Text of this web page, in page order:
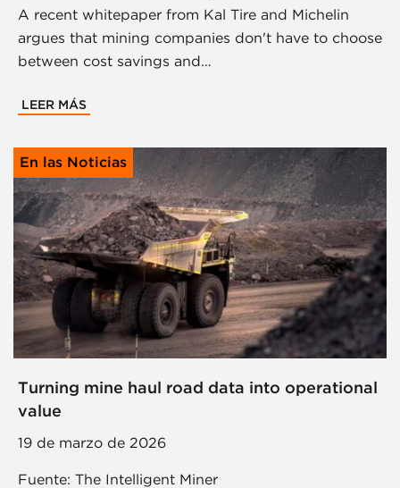
A recent whitepaper from Kal Tire and Michelin
argues that mining companies don't have to choose
between cost savings and…
LEER MÁS
En las Noticias
Turning mine haul road data into operational
value
19 de marzo de 2026
Fuente: The Intelligent Miner